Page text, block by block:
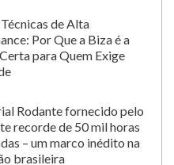
Técnicas de Alta
Por Que a Biza é a
para Quem Exige
Rodante fornecido pelo
recorde de 50 mil horas
– um marco inédito na
brasileira